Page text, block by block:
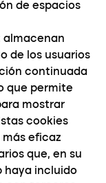
de espacios
almacenan
de los usuarios
continuada
que permite
mostrar
cookies
eficaz
que, en su
haya incluido